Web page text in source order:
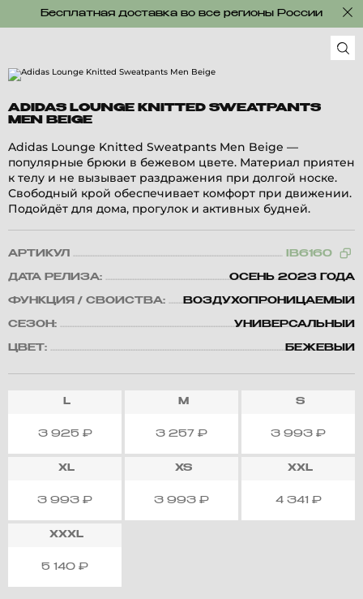
Бесплатная доставка во все регионы России
ADIDAS LOUNGE KNITTED SWEATPANTS
MEN BEIGE
Adidas Lounge Knitted Sweatpants Men Beige —
популярные брюки в бежевом цвете. Материал приятен
к телу и не вызывает раздражения при долгой носке.
Свободный крой обеспечивает комфорт при движении.
Подойдёт для дома, прогулок и активных будней.
АРТИКУЛ IB6160
ДАТА РЕЛИЗА: ОСЕНЬ 2023 ГОДА
ФУНКЦИЯ / СВОЙСТВА: ВОЗДУХОПРОНИЦАЕМЫЙ
СЕЗОН: УНИВЕРСАЛЬНЫЙ
ЦВЕТ: БЕЖЕВЫЙ
L
3 925 ₽
M
3 257 ₽
S
3 993 ₽
XL
3 993 ₽
XS
3 993 ₽
XXL
4 341 ₽
XXXL
5 140 ₽